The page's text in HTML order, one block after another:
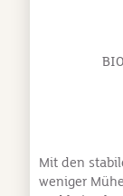
Mit den
weniger